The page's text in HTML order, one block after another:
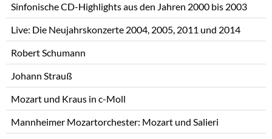
Sinfonische CD-Highlights aus den Jahren 2000 bis 2003
Live: Die Neujahrskonzerte 2004, 2005, 2011 und 2014
Robert Schumann
Johann Strauß
Mozart und Kraus in c-Moll
Mannheimer Mozartorchester: Mozart und Salieri